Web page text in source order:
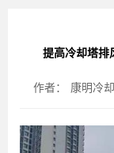
提高冷却塔排
作者： 康明冷